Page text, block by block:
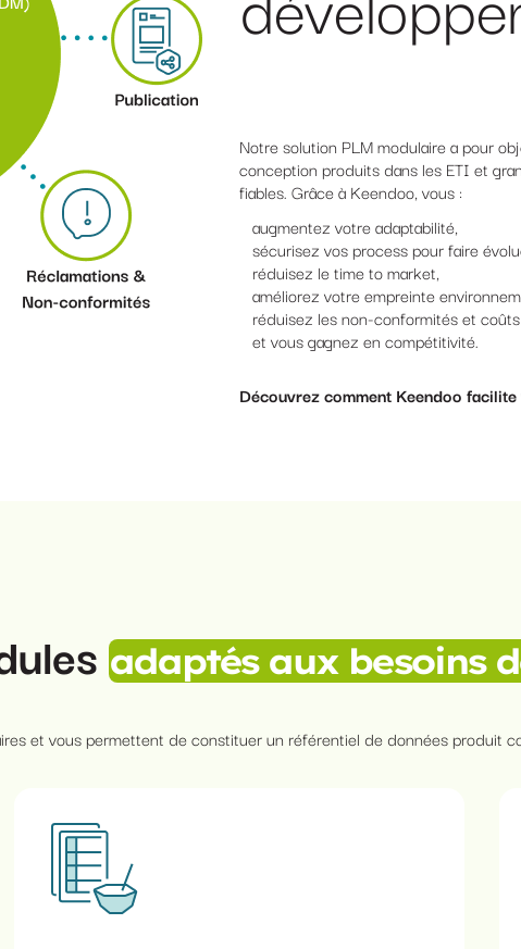
Notre solution PLM modulaire a pour
conception produits dans les ETI et
fiables. Grâce à Keendoo, vous :
augmentez votre adaptabilité,
sécurisez vos process pour faire
réduisez le time to market,
améliorez votre empreinte
réduisez les non-conformités et
et vous gagnez en compétitivité.
Découvrez comment Keendoo
adaptés aux besoins
et vous permettent de constituer un référentiel de données produit